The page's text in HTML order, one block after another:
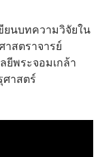
ยนบทความวิจัยใน
าสตราจารย์
พระจอมเกล้า
าสตร์